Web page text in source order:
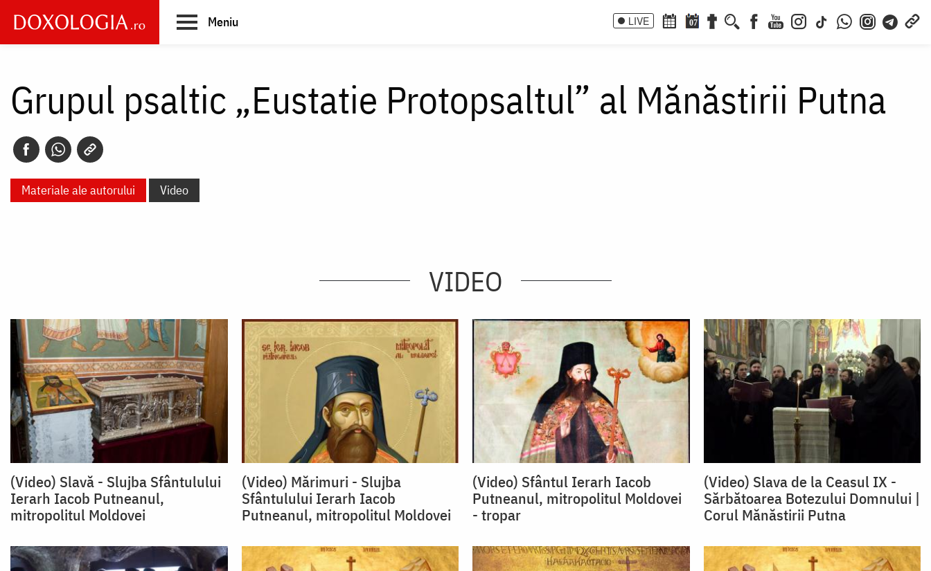
main
Meniu LIVE 07
Grupul psaltic „Eustatie Protopsaltul” al Mănăstirii Putna
Materiale ale autorului Video
VIDEO
(Video) Slavă - Slujba Sfântulului
Ierarh Iacob Putneanul,
mitropolitul Moldovei
(Video) Mărimuri - Slujba
Sfântulului Ierarh Iacob
Putneanul, mitropolitul Moldovei
(Video) Sfântul Ierarh Iacob
Putneanul, mitropolitul Moldovei
- tropar
(Video) Slava de la Ceasul IX -
Sărbătoarea Botezului Domnului |
Corul Mănăstirii Putna